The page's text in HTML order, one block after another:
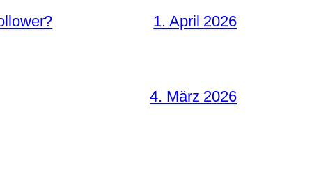
1. April 2026
4. März 2026